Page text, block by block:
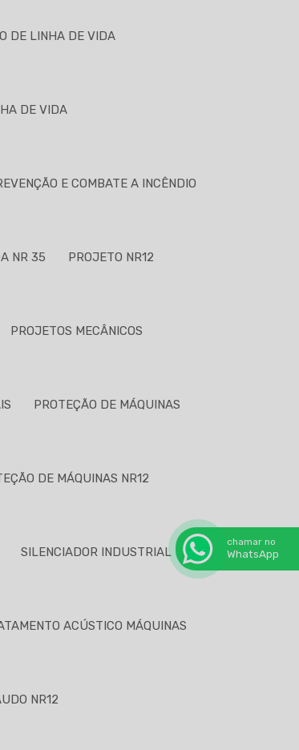
DE LINHA DE VIDA
DE VIDA
E COMBATE A INCÊNDIO
NR 35 PROJETO NR12
PROJETOS MECÂNICOS
PROTEÇÃO DE MÁQUINAS
DE MÁQUINAS NR12
SILENCIADOR INDUSTRIAL
ACÚSTICO MÁQUINAS
NR12
chamar no
WhatsApp